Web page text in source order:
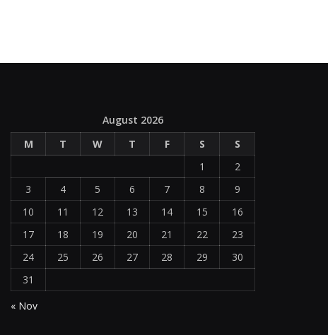
August 2026
M
T W T F S
S
1
2
3
4 5 6 7 8
9
10
11 12 13 14 15
16
17
18 19 20 21 22
23
24
25 26 27 28 29
30
31
« Nov